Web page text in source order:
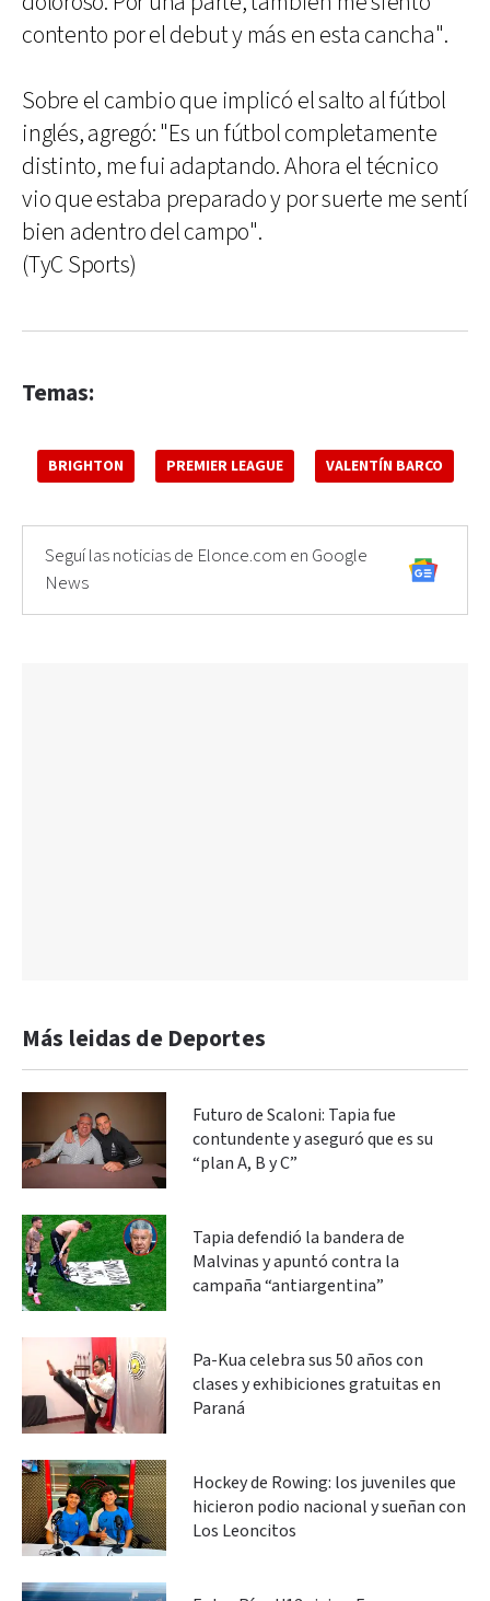
contento por el debut y más en esta cancha".
Sobre el cambio que implicó el salto al fútbol
inglés, agregó: "Es un fútbol completamente
distinto, me fui adaptando. Ahora el técnico
vio que estaba preparado y por suerte me sentí
bien adentro del campo".
(TyC Sports)
Temas:
BRIGHTON PREMIER LEAGUE VALENTÍN BARCO
Seguí las noticias de Elonce.com en Google
News
Más leidas de Deportes
Futuro de Scaloni: Tapia fue
contundente y aseguró que es su
“plan A, B y C”
Tapia defendió la bandera de
Malvinas y apuntó contra la
campaña “antiargentina”
Pa-Kua celebra sus 50 años con
clases y exhibiciones gratuitas en
Paraná
Hockey de Rowing: los juveniles que
hicieron podio nacional y sueñan con
Los Leoncitos